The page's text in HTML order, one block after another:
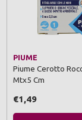
PIUME
Piume Cerotto
Mtx5 Cm
€1,49